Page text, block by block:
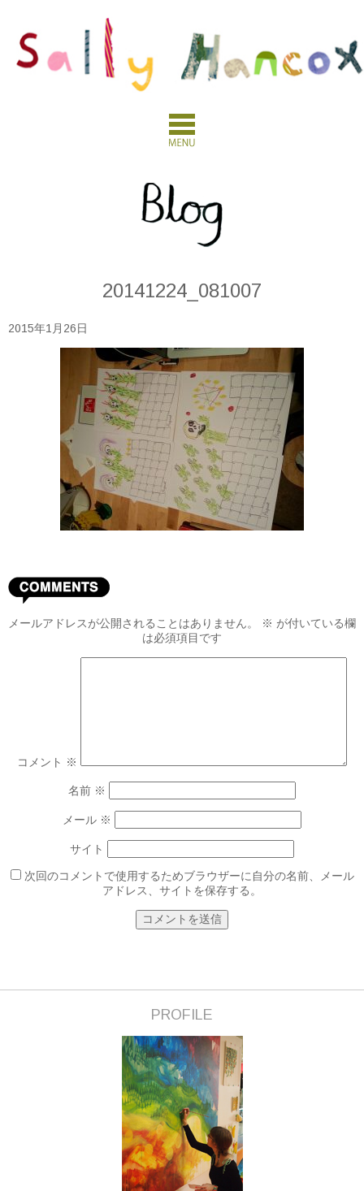
20141224_081007
2015年1月26日
メールアドレスが公開されることはありません。 ※ が付いている欄
は必須項目です
コメント ※
名前 ※
メール ※
サイト
次回のコメントで使用するためブラウザーに自分の名前、メール
アドレス、サイトを保存する。
PROFILE